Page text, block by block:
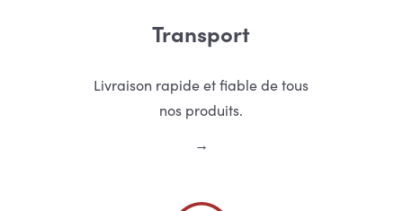
Transport
Livraison rapide et fiable de tous
nos produits.